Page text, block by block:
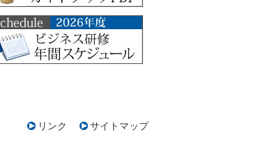
リンク サイトマップ